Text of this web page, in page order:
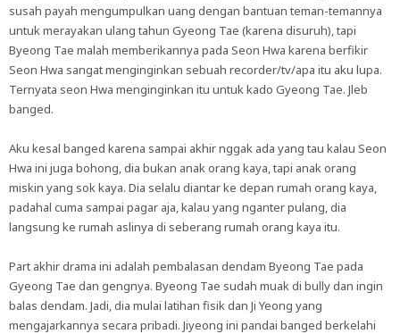
susah payah mengumpulkan uang dengan bantuan teman-temannya
untuk merayakan ulang tahun Gyeong Tae (karena disuruh), tapi
Byeong Tae malah memberikannya pada Seon Hwa karena berfikir
Seon Hwa sangat menginginkan sebuah recorder/tv/apa itu aku lupa.
Ternyata seon Hwa menginginkan itu untuk kado Gyeong Tae. Jleb
banged.
Aku kesal banged karena sampai akhir nggak ada yang tau kalau Seon
Hwa ini juga bohong, dia bukan anak orang kaya, tapi anak orang
miskin yang sok kaya. Dia selalu diantar ke depan rumah orang kaya,
padahal cuma sampai pagar aja, kalau yang nganter pulang, dia
langsung ke rumah aslinya di seberang rumah orang kaya itu.
Part akhir drama ini adalah pembalasan dendam Byeong Tae pada
Gyeong Tae dan gengnya. Byeong Tae sudah muak di bully dan ingin
balas dendam. Jadi, dia mulai latihan fisik dan Ji Yeong yang
mengajarkannya secara pribadi. Jiyeong ini pandai banged berkelahi